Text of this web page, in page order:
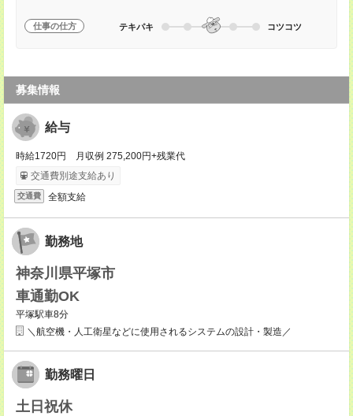
仕事の仕方 テキパキ コツコツ
募集情報
給与
時給1720円 月収例 275,200円+残業代
交通費別途支給あり
交通費 全額支給
勤務地
神奈川県平塚市
車通勤OK
平塚駅車8分
＼航空機・人工衛星などに使用されるシステムの設計・製造／
勤務曜日
土日祝休